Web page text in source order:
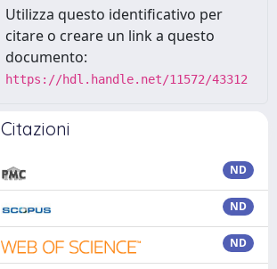
Utilizza questo identificativo per
citare o creare un link a questo
documento:
https://hdl.handle.net/11572/43312
Citazioni
ND
ND
ND